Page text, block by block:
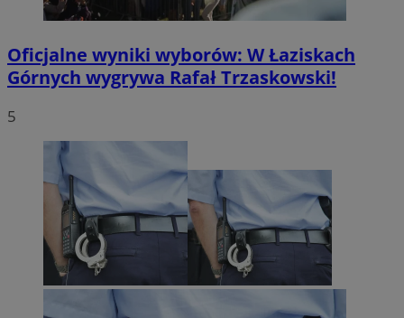
Oficjalne wyniki wyborów: W Łaziskach
Górnych wygrywa Rafał Trzaskowski!
5